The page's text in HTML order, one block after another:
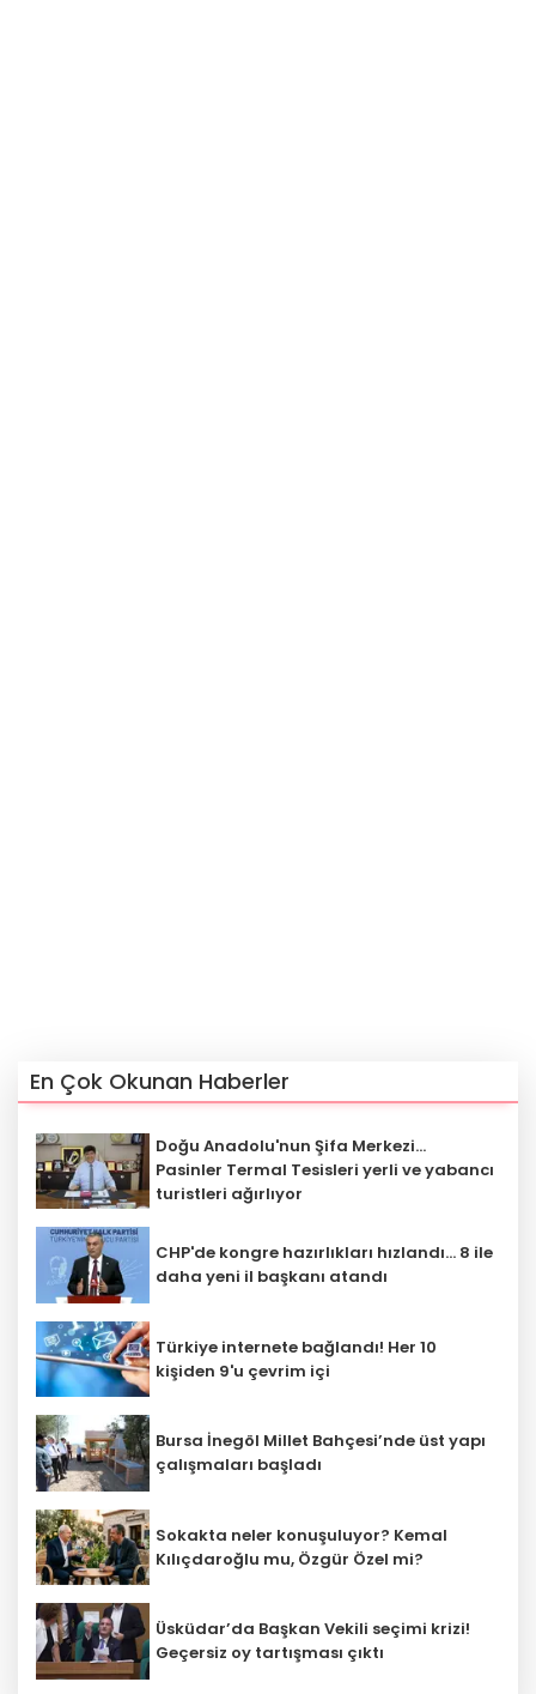
En Çok Okunan Haberler
Doğu Anadolu'nun Şifa Merkezi...
Pasinler Termal Tesisleri yerli ve yabancı
turistleri ağırlıyor
CHP'de kongre hazırlıkları hızlandı... 8 ile
daha yeni il başkanı atandı
Türkiye internete bağlandı! Her 10
kişiden 9'u çevrim içi
Bursa İnegöl Millet Bahçesi’nde üst yapı
çalışmaları başladı
Sokakta neler konuşuluyor? Kemal
Kılıçdaroğlu mu, Özgür Özel mi?
Üsküdar’da Başkan Vekili seçimi krizi!
Geçersiz oy tartışması çıktı